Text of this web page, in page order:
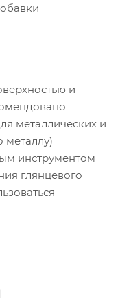
и
металлических и
металлу)
инструментом
глянцевого